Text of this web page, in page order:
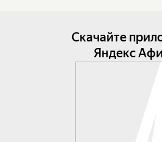
Скачайте
Яндекс